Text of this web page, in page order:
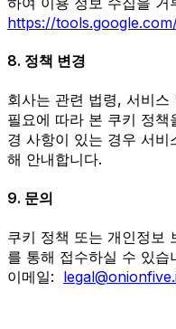
https://
8. 정책 변경
회사는 관련 법령, 서비
필요에 따라 본 쿠키 정책
경 사항이 있는 경우 서
해 안내합니다.
9. 문의
쿠키 정책 또는 개인정보
를 통해 접수하실 수 있습
이메일: